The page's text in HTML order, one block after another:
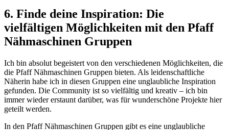
6. Finde deine Inspiration: Die
vielfältigen Möglichkeiten mit den Pfaff
Nähmaschinen Gruppen
Ich bin absolut begeistert von den verschiedenen Möglichkeiten, die
die Pfaff Nähmaschinen Gruppen bieten. Als leidenschaftliche
Näherin habe ich in diesen Gruppen eine unglaubliche Inspiration
gefunden. Die Community ist so vielfältig und kreativ – ich bin
immer wieder erstaunt darüber, was für wunderschöne Projekte hier
geteilt werden.
In den Pfaff Nähmaschinen Gruppen gibt es eine unglaubliche